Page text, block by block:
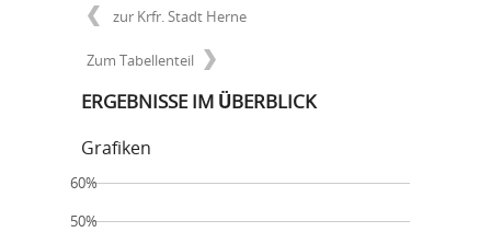
zur Krfr. Stadt Herne
Zum Tabellenteil
ERGEBNISSE IM ÜBERBLICK
Grafiken
60%
50%